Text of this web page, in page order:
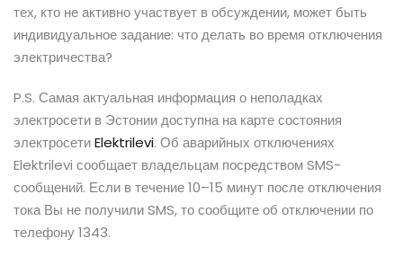
тех, кто не активно участвует в обсуждении, может быть
индивидуальное задание: что делать во время отключения
электричества?
P.S. Самая актуальная информация о неполадках
электросети в Эстонии доступна на карте состояния
электросетиElektrilevi. Об аварийных отключениях
Elektrilevi сообщает владельцам посредством SMS-
сообщений. Если в течение 10–15 минут после отключения
тока Вы не получили SMS, то сообщите об отключении по
телефону 1343.